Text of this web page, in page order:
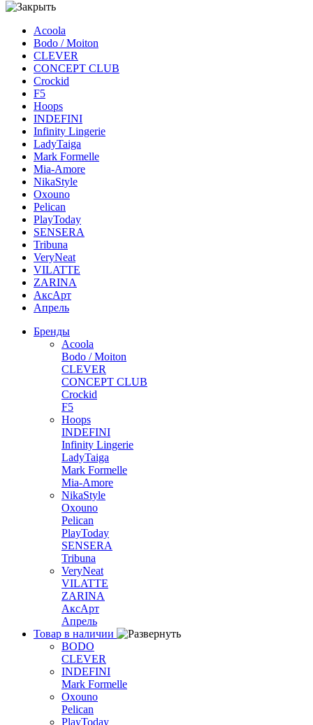
Acoola
Bodo / Moiton
CLEVER
CONCEPT CLUB
Crockid
F5
Hoops
INDEFINI
Infinity Lingerie
LadyTaiga
Mark Formelle
Mia-Amore
NikaStyle
Oxouno
Pelican
PlayToday
SENSERA
Tribuna
VeryNeat
VILATTE
ZARINA
АксАрт
Апрель
Бренды
Acoola
Bodo / Moiton
CLEVER
CONCEPT CLUB
Crockid
F5
Hoops
INDEFINI
Infinity Lingerie
LadyTaiga
Mark Formelle
Mia-Amore
NikaStyle
Oxouno
Pelican
PlayToday
SENSERA
Tribuna
VeryNeat
VILATTE
ZARINA
АксАрт
Апрель
Товар в наличии
BODO
CLEVER
INDEFINI
Mark Formelle
Oxouno
Pelican
PlayToday